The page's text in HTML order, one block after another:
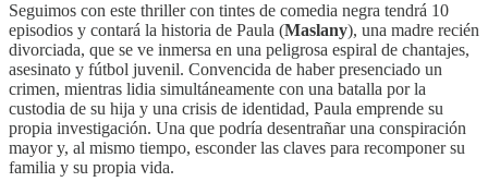
Seguimos con este thriller con tintes de comedia negra tendrá 10
episodios y contará la historia de Paula (Maslany), una madre recién
divorciada, que se ve inmersa en una peligrosa espiral de chantajes,
asesinato y fútbol juvenil. Convencida de haber presenciado un
crimen, mientras lidia simultáneamente con una batalla por la
custodia de su hija y una crisis de identidad, Paula emprende su
propia investigación. Una que podría desentrañar una conspiración
mayor y, al mismo tiempo, esconder las claves para recomponer su
familia y su propia vida.